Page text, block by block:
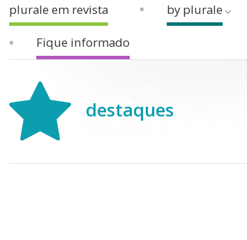
plurale em revista by plurale
Fique informado
destaques